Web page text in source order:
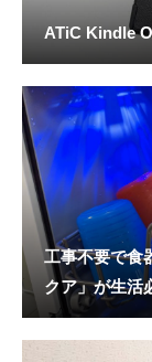
ATiC Kindle
工事不要で食
クア」が生活